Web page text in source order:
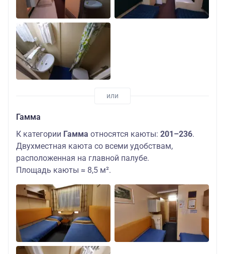
Гамма
К категории Гамма относятся каюты: 201–236.
Двухместная каюта со всеми удобствам,
расположенная на главной палубе.
Площадь каюты ≈ 8,5 м².